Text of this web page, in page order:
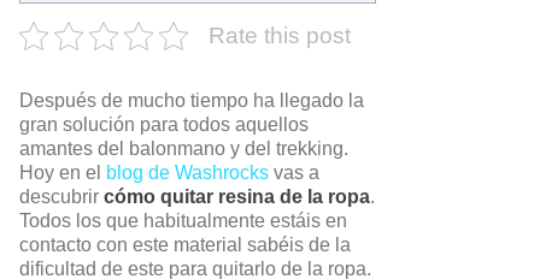
Rate this post
Después de mucho tiempo ha llegado la
gran solución para todos aquellos
amantes del balonmano y del trekking.
Hoy en el
blog de Washrocks vas a
descubrir cómo quitar resina de la ropa.
Todos los que habitualmente estáis en
contacto con este material sabéis de la
dificultad de este para quitarlo de la ropa.